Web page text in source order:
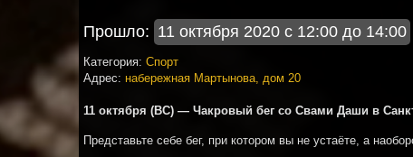
Прошло: 11 октября 2020 с 12:00 до 14:00
Категория: Спорт
Адрес: набережная Мартынова, дом 20
11 октября (ВС) — Чакровый бег со Свами Даши в
Представьте себе бег, при котором вы не устаёте, а